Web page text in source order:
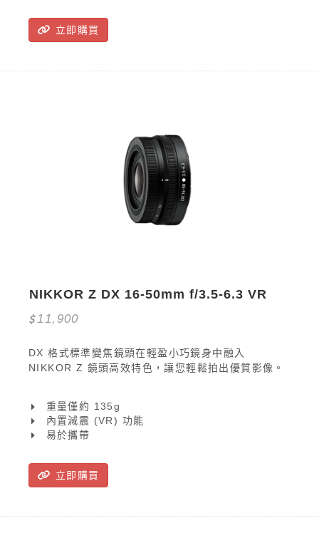
立即購買
NIKKOR Z DX 16-50mm f/3.5-6.3 VR
11,900
DX 格式標準變焦鏡頭在輕盈小巧鏡身中融入
NIKKOR Z 鏡頭高效特色，讓您輕鬆拍出優質影像。
重量僅約 135g
內置減震 (VR) 功能
易於攜帶
立即購買